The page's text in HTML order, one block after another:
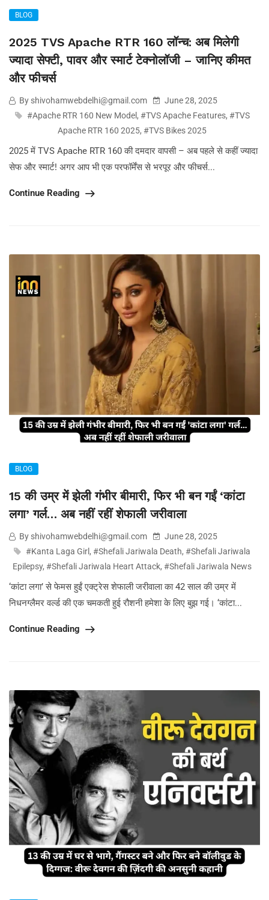
BLOG
2025 TVS Apache RTR 160 लॉन्च: अब मिलेगी
ज्यादा सेफ्टी, पावर और स्मार्ट टेक्नोलॉजी – जानिए कीमत
और फीचर्स
By shivohamwebdelhi@gmail.com
June 28, 2025
#Apache RTR 160 New Model , #TVS Apache Features, #TVS
Apache RTR 160 2025, #TVS Bikes 2025
2025 में TVS Apache RTR 160 की दमदार वापसी – अब पहले से कहीं ज्यादा
सेफ और स्मार्ट! अगर आप भी एक परफॉर्मेंस से भरपूर और फीचर्स...
Continue Reading
BLOG
15 की उम्र में झेली गंभीर बीमारी, फिर भी बन गईं ‘कांटा
लगा’ गर्ल… अब नहीं रहीं शेफाली जरीवाला
By shivohamwebdelhi@gmail.com
June 28, 2025
#Kanta Laga Girl, #Shefali Jariwala Death, #Shefali Jariwala
Epilepsy, #Shefali Jariwala Heart Attack, #Shefali Jariwala News
‘कांटा लगा’ से फेमस हुईं एक्ट्रेस शेफाली जरीवाला का 42 साल की उम्र में
निधनग्लैमर वर्ल्ड की एक चमकती हुई रौशनी हमेशा के लिए बुझ गई। ‘कांटा...
Continue Reading